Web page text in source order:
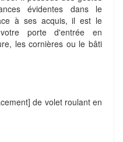
évidentes dans le
à ses acquis, il est le
porte d'entrée en
les cornières ou le bâti
de volet roulant en